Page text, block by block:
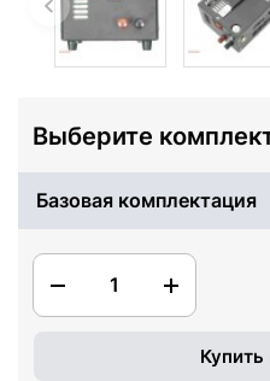
Выберите
Базовая комплектация
1
Купить